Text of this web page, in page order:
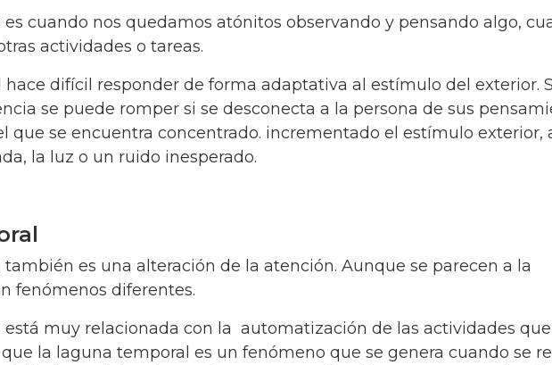
cuando nos quedamos atónitos observando y pensando algo,
actividades o tareas.
hace difícil responder de forma adaptativa al estímulo del exterior.
se puede romper si se desconecta a la persona de sus
que se encuentra concentrado. incrementado el estímulo exterior,
la luz o un ruido inesperado.
es una alteración de la atención. Aunque se parecen a la
fenómenos diferentes.
muy relacionada con la automatización de las actividades que
la laguna temporal es un fenómeno que se genera cuando se